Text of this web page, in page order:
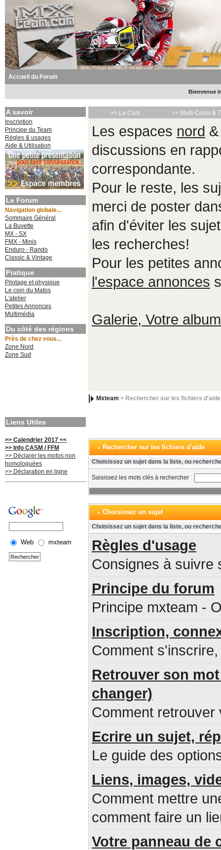
Accueil du Forum
Bienvenue
A savoir
Inscription
Principe du Team
Règles & usages
Aide & Utilisation
Le Forum
Navigation globale...
Sommaire Général
La Buvette
MX - SX
FMX - Minis
Enduro - Rando
Classic & Vintage
Pratique
Pilotage et physique
Le coin du Matos
L'atelier
Petites Annonces
Multimédia
Du côté des régions
Près de chez vous...
Zone Nord
Zone Sud
Liens Utiles
>> Calendrier 2017 <<
>> Info CASM / FFM
>> Déclarer les motos non
homologuées
>> Déclaration en ligne
Web mxteam
>> Le Club >> Multi-Cross &
Les espaces nord
discussions en
correspondante.
Pour le reste, les
merci de poster
afin d'éviter les
les recherches!
Pour les petites
l'espace annonces
Galerie, Votre
Mxteam > Rechercher sur les fichiers d'aide
Rechercher sur les fichiers d'aide
Choisissez un sujet dans la liste, ou
Saisissez les mots clés à rechercher
Choisissez un sujet
Choisissez un sujet dans la liste, ou
Règles d'usage
Consignes à suivre
Principe du forum
Principe mxteam -
Inscription,
Comment
Retrouver son
changer)
Comment retrouver
Ecrire un sujet,
Le guide des
Liens, images,
Comment mettre
comment faire un
Votre panneau de